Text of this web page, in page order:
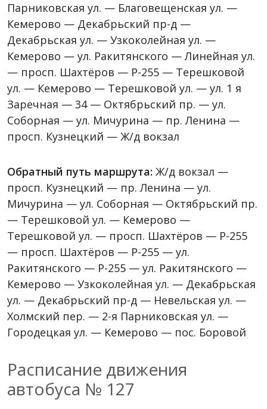
Парниковская ул. — Благовещенская ул. —
Кемерово — Декабрьский пр-д —
Декабрьская ул. — Узкоколейная ул. —
Кемерово — ул. Ракитянского — Линейная ул.
— просп. Шахтёров — Р-255 — Терешковой
ул. — Кемерово — Терешковой ул. — ул. 1 я
Заречная — 34 — Октябрьский пр. — ул.
Соборная — ул. Мичурина — пр. Ленина —
просп. Кузнецкий — Ж/д вокзал
Обратный путь маршрута: Ж/д вокзал —
просп. Кузнецкий — пр. Ленина — ул.
Мичурина — ул. Соборная — Октябрьский пр.
— Терешковой ул. — Кемерово —
Терешковой ул. — просп. Шахтёров — Р-255
— просп. Шахтёров — Р-255 — ул.
Ракитянского — Р-255 — ул. Ракитянского —
Кемерово — Узкоколейная ул. — Декабрьская
ул. — Декабрьский пр-д — Невельская ул. —
Холмский пер. — 2-я Парниковская ул. —
Городецкая ул. — Кемерово — пос. Боровой
Расписание движения
автобуса № 127